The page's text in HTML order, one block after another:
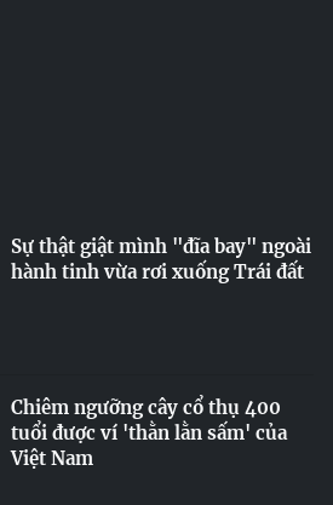
Sự thật giật mình "đĩa bay" ngoài
hành tinh vừa rơi xuống Trái đất
Chiêm ngưỡng cây cổ thụ 400
tuổi được ví 'thằn lằn sấm' của
Việt Nam